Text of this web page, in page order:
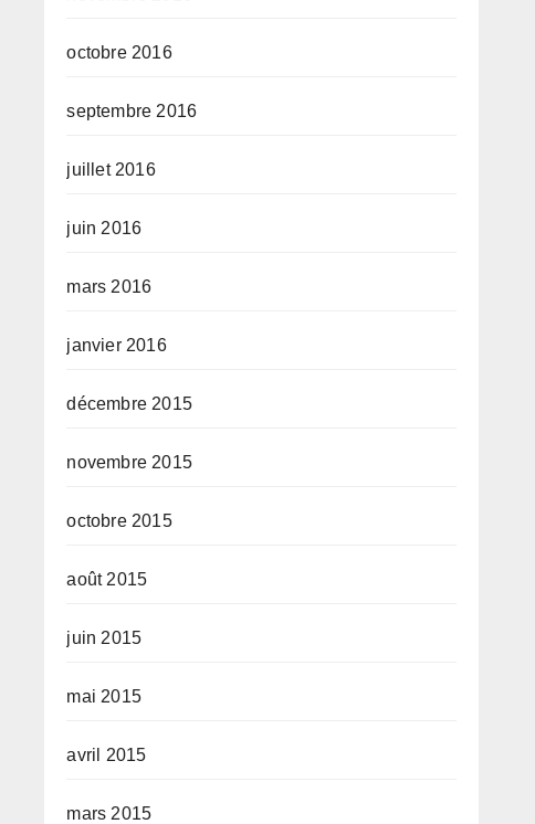
octobre 2016
septembre 2016
juillet 2016
juin 2016
mars 2016
janvier 2016
décembre 2015
novembre 2015
octobre 2015
août 2015
juin 2015
mai 2015
avril 2015
mars 2015